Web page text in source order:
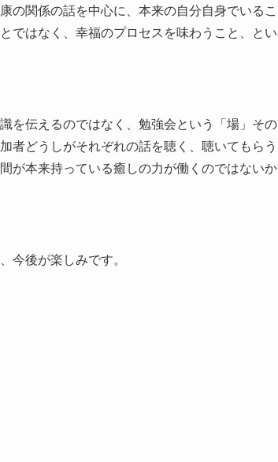
関係の話を中心に、本来の自分自身でいるこ
ではなく、幸福のプロセスを味わうこと、とい
を伝えるのではなく、勉強会という「場」その
者どうしがそれぞれの話を聴く、聴いてもらう
が本来持っている癒しの力が働くのではないか
今後が楽しみです。